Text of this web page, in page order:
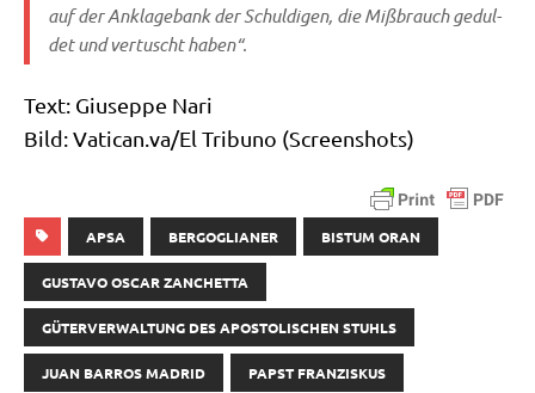
auf der Ankla­ge­bank der Schul­di­gen, die Miß­brauch gedul­
det und ver­tuscht haben“.
Text: Giu­sep­pe Nari
Bild: Vati​can​.va/El Tri­bu­no (Screen­shots)
APSA BERGOGLIANER BISTUM ORAN
GUSTAVO OSCAR ZANCHETTA
GÜTERVERWALTUNG DES APOSTOLISCHEN STUHLS
JUAN BARROS MADRID PAPST FRANZISKUS